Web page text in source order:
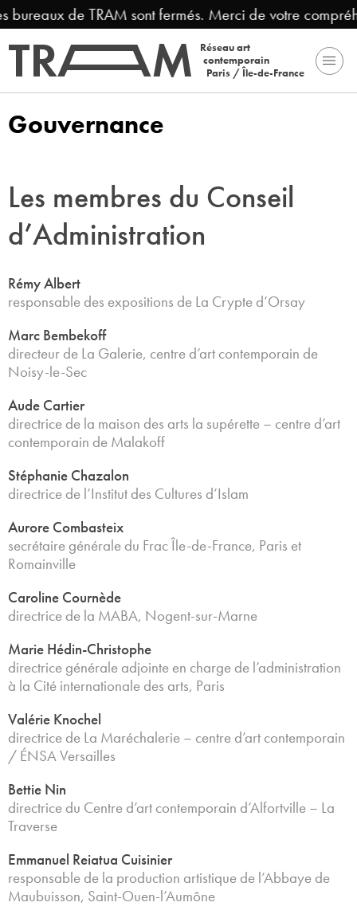
de TRAM sont fermés. Merci de votre
Réseau art
contemporain
Paris / Île-de-France
Gouvernance
Les membres du Conseil
d’Administration
Rémy Albert
responsable des expositions de La Crypte d’Orsay
Marc Bembekoff
directeur de La Galerie, centre d’art contemporain de
Noisy-le-Sec
Aude Cartier
directrice de la maison des arts la supérette – centre d’art
contemporain de Malakoff
Stéphanie Chazalon
directrice de l’Institut des Cultures d’Islam
Aurore Combasteix
secrétaire générale du Frac Île-de-France, Paris et
Romainville
Caroline Cournède
directrice de la MABA, Nogent-sur-Marne
Marie Hédin-Christophe
directrice générale adjointe en charge de l’administration
à la Cité internationale des arts, Paris
Valérie Knochel
directrice de La Maréchalerie – centre d’art contemporain
/ ÉNSA Versailles
Bettie Nin
directrice du Centre d’art contemporain d’Alfortville – La
Traverse
Emmanuel Reiatua Cuisinier
responsable de la production artistique de l’Abbaye de
Maubuisson, Saint-Ouen-l’Aumône